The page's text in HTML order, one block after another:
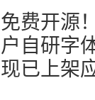
免费开源
户自研字
现已上架